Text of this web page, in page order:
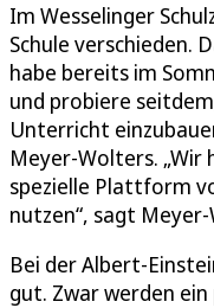
Im Wesselinger
Schule verschieden.
habe bereits im
und probiere
Unterricht
Meyer-Wolters. „Wir
spezielle Plattform
nutzen“, sagt
Bei der Albert-
gut. Zwar werden